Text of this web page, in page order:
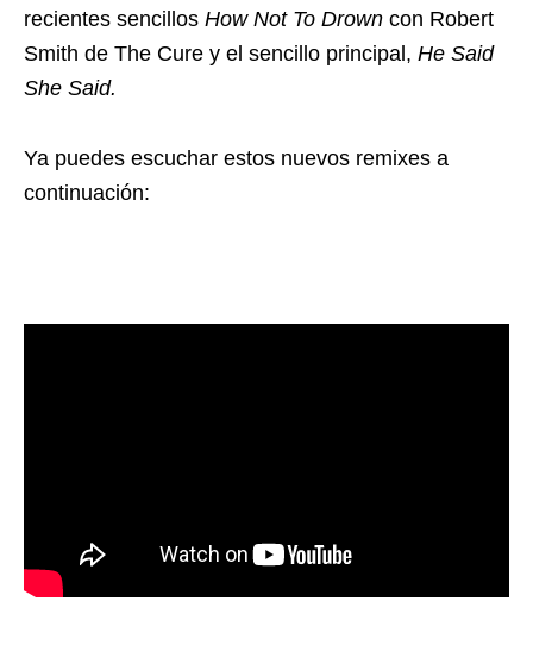
recientes sencillos How Not To Drown con Robert
Smith de The Cure y el sencillo principal, He Said
She Said.
Ya puedes escuchar estos nuevos remixes a
continuación: